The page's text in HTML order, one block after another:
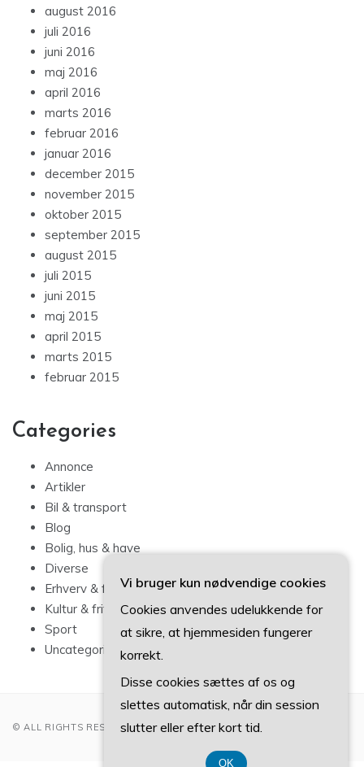
august 2016
juli 2016
juni 2016
maj 2016
april 2016
marts 2016
februar 2016
januar 2016
december 2015
november 2015
oktober 2015
september 2015
august 2015
juli 2015
juni 2015
maj 2015
april 2015
marts 2015
februar 2015
Categories
Annonce
Artikler
Bil & transport
Blog
Bolig, hus & have
Diverse
Erhverv & forbrug
Kultur & fritid
Sport
Uncategorized
© ALL RIGHTS RESERVED 2022
Vi bruger kun nødvendige cookies
Cookies anvendes udelukkende for
at sikre, at hjemmesiden fungerer
korrekt.
Disse cookies sættes af os og
slettes automatisk, når din session
slutter eller efter kort tid.
OK